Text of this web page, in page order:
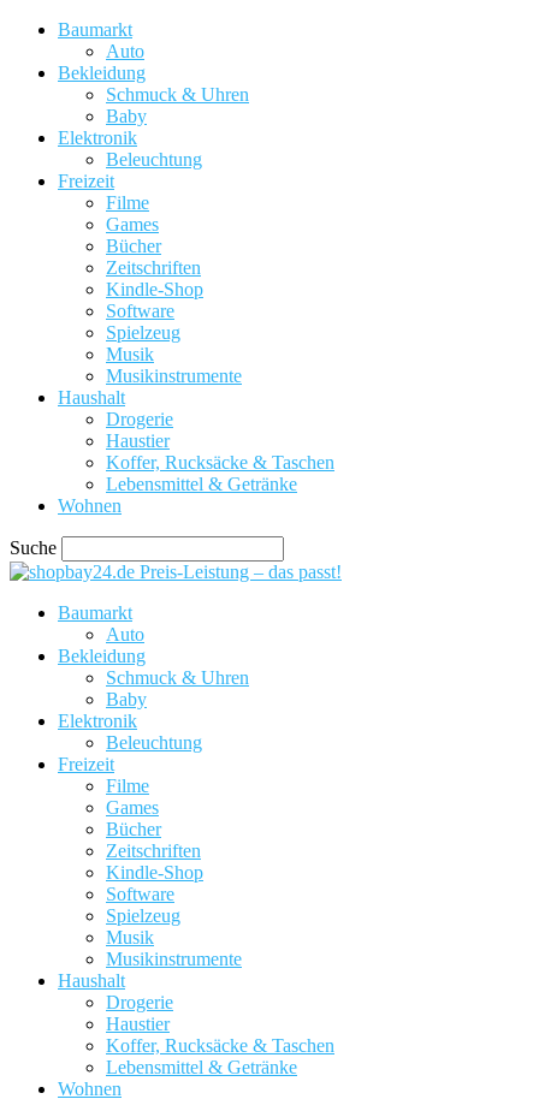
Baumarkt
Auto
Bekleidung
Schmuck & Uhren
Baby
Elektronik
Beleuchtung
Freizeit
Filme
Games
Bücher
Zeitschriften
Kindle-Shop
Software
Spielzeug
Musik
Musikinstrumente
Haushalt
Drogerie
Haustier
Koffer, Rucksäcke & Taschen
Lebensmittel & Getränke
Wohnen
Suche
Preis-Leistung – das passt!
Baumarkt
Auto
Bekleidung
Schmuck & Uhren
Baby
Elektronik
Beleuchtung
Freizeit
Filme
Games
Bücher
Zeitschriften
Kindle-Shop
Software
Spielzeug
Musik
Musikinstrumente
Haushalt
Drogerie
Haustier
Koffer, Rucksäcke & Taschen
Lebensmittel & Getränke
Wohnen